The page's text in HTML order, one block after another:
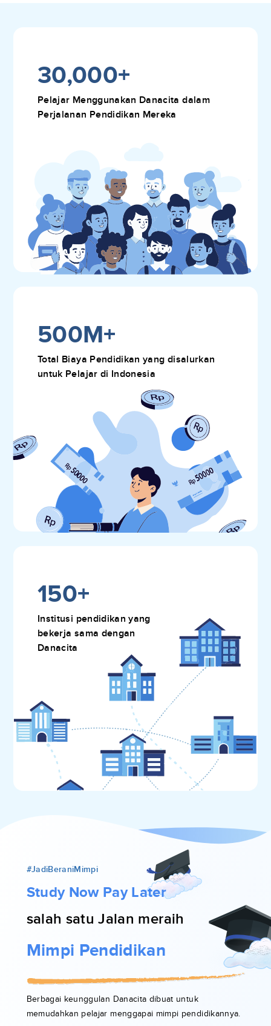
30,000+
Pelajar Menggunakan Danacita dalam
Perjalanan Pendidikan Mereka
500M+
Total Biaya Pendidikan yang disalurkan
untuk Pelajar di Indonesia
150+
Institusi pendidikan yang
bekerja sama dengan
Danacita
#JadiBeraniMimpi
Study Now Pay Later
salah satu Jalan meraih
Mimpi Pendidikan
Berbagai keunggulan Danacita dibuat untuk
memudahkan pelajar menggapai mimpi pendidikannya.